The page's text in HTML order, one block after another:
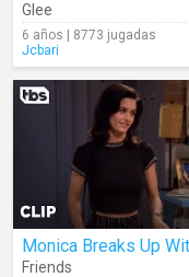
Glee
6 años | 8773 jugadas
Jcbari
Friends